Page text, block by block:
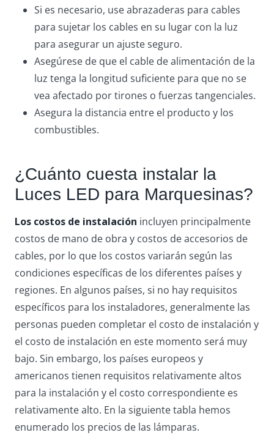
Si es necesario, use abrazaderas para cables
para sujetar los cables en su lugar con la luz
para asegurar un ajuste seguro.
Asegúrese de que el cable de alimentación de la
luz tenga la longitud suficiente para que no se
vea afectado por tirones o fuerzas tangenciales.
Asegura la distancia entre el producto y los
combustibles.
¿Cuánto cuesta instalar la
Luces LED para Marquesinas?
Los costos de instalación incluyen principalmente
costos de mano de obra y costos de accesorios de
cables, por lo que los costos variarán según las
condiciones específicas de los diferentes países y
regiones. En algunos países, si no hay requisitos
específicos para los instaladores, generalmente las
personas pueden completar el costo de instalación y
el costo de instalación en este momento será muy
bajo. Sin embargo, los países europeos y
americanos tienen requisitos relativamente altos
para la instalación y el costo correspondiente es
relativamente alto. En la siguiente tabla hemos
enumerado los precios de las lámparas.